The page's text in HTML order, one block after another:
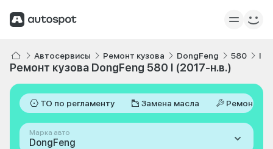
Автосервисы Ремонт кузова DongFeng 580 I
Ремонт кузова DongFeng 580 I (2017-н.в.)
ТО по регламенту Замена масла Ремонт
Марка авто
DongFeng